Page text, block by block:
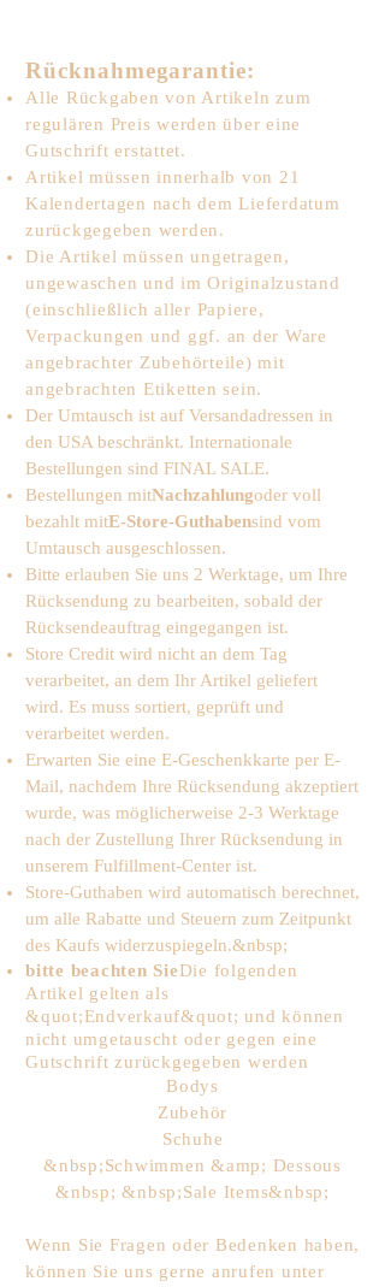
Rücknahmegarantie:
Alle Rückgaben von Artikeln zum
regulären Preis werden über eine
Gutschrift erstattet.
Artikel müssen innerhalb von 21
Kalendertagen nach dem Lieferdatum
zurückgegeben werden.
Die Artikel müssen ungetragen,
ungewaschen und im Originalzustand
(einschließlich aller Papiere,
Verpackungen und ggf. an der Ware
angebrachter Zubehörteile) mit
angebrachten Etiketten sein.
Der Umtausch ist auf Versandadressen in
den USA beschränkt. Internationale
Bestellungen sind FINAL SALE.
Bestellungen mitNachzahlungoder voll
bezahlt mitE-Store-Guthabensind vom
Umtausch ausgeschlossen.
Bitte erlauben Sie uns 2 Werktage, um Ihre
Rücksendung zu bearbeiten, sobald der
Rücksendeauftrag eingegangen ist.
Store Credit wird nicht an dem Tag
verarbeitet, an dem Ihr Artikel geliefert
wird. Es muss sortiert, geprüft und
verarbeitet werden.
Erwarten Sie eine E-Geschenkkarte per E-
Mail, nachdem Ihre Rücksendung akzeptiert
wurde, was möglicherweise 2-3 Werktage
nach der Zustellung Ihrer Rücksendung in
unserem Fulfillment-Center ist.
Store-Guthaben wird automatisch berechnet,
um alle Rabatte und Steuern zum Zeitpunkt
des Kaufs widerzuspiegeln.&nbsp;
bitte beachten SieDie folgenden
Artikel gelten als
&quot;Endverkauf&quot; und können
nicht umgetauscht oder gegen eine
Gutschrift zurückgegeben werden
Bodys
Zubehör
Schuhe
&nbsp;Schwimmen &amp; Dessous
&nbsp; &nbsp;Sale Items&nbsp;
Wenn Sie Fragen oder Bedenken haben,
können Sie uns gerne anrufen unter